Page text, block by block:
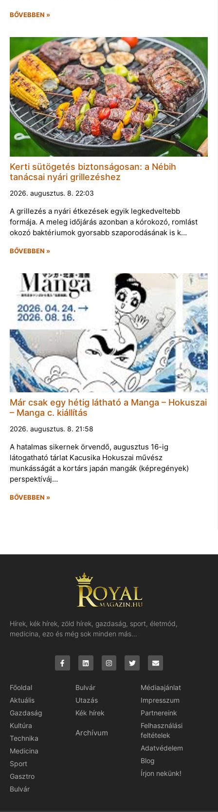
BŐVEBBEN »
Kerti sütögetés biztonságosan: a Nébih
tanácsai nyári grillezéshez
2026. augusztus. 8. 22:03
A grillezés a nyári étkezések egyik legkedveltebb
formája. A meleg időjárás azonban a kórokozó, romlást
okozó baktériumok gyorsabb szaporodásának is k…
BŐVEBBEN »
Már csak egy hétig látható a Manga – Hokuszai
– Manga c. kiállítás
2026. augusztus. 8. 21:58
A hatalmas sikernek örvendő, augusztus 16-ig
látogatható tárlat Kacusika Hokuszai művész
munkásságát a kortárs japán mangák (képregények)
perspektíváj…
BŐVEBBEN »
Hírek, kék hírek, zöld hírek, gazdaság, sport, életmód,
medicina, ezo és még sok minden más…
Főoldal
Aktuális
Gazdaság
Kultúra
Technika
Medicina
Sport
Gasztro
Bulvár
Bulvár
Utazás
Kék hírek
Archívum
Médiaajánlat
Impresszum
Partnereink
Felhasználási
feltételek
Adatvédelem
Blog
Írjon nekünk!